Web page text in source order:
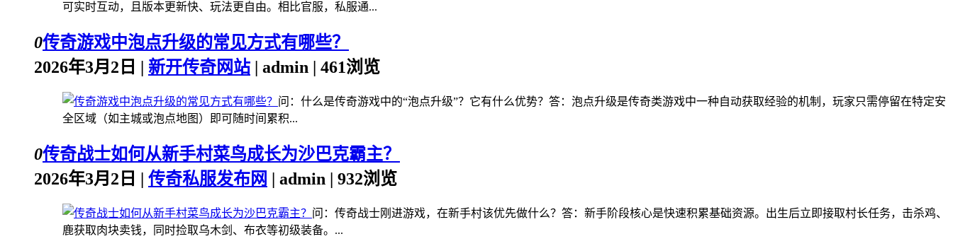
可实时互动，且版本更新快、玩法更自由。相比官服，私服通...
0传奇游戏中泡点升级的常见方式有哪些？
2026年3月2日 | 新开传奇网站 | admin | 461浏览
问：什么是传奇游戏中的“泡点升级”？它有什么优势？答：泡点升级是传奇类游戏中一种自动获取经验的机制，玩家只需停留在特定安
全区域（如主城或泡点地图）即可随时间累积...
0传奇战士如何从新手村菜鸟成长为沙巴克霸主？
2026年3月2日 | 传奇私服发布网 | admin | 932浏览
问：传奇战士刚进游戏，在新手村该优先做什么？答：新手阶段核心是快速积累基础资源。出生后立即接取村长任务，击杀鸡、
鹿获取肉块卖钱，同时捡取乌木剑、布衣等初级装备。...